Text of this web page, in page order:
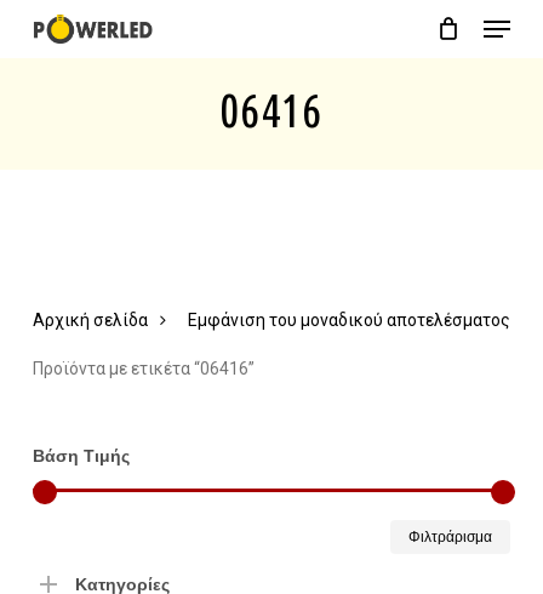
Menu
06416
Εμφάνιση του μοναδικού αποτελέσματος
Αρχική σελίδα
Προϊόντα με ετικέτα “06416”
Βάση Τιμής
Φιλτράρισμα
Κατηγορίες